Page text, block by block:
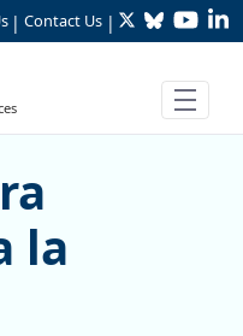
| Contact Us | TwitterBluesky
la